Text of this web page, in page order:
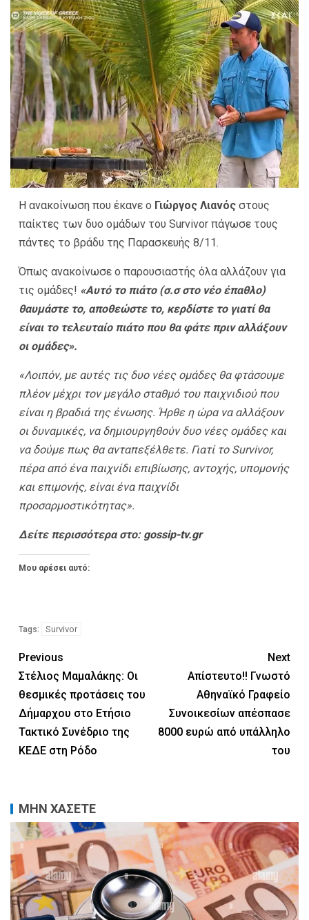
Η ανακοίνωση που έκανε ο Γιώργος Λιανός στους
παίκτες των δυο ομάδων του Survivor πάγωσε τους
πάντες το βράδυ της Παρασκευής 8/11.
Όπως ανακοίνωσε ο παρουσιαστής όλα αλλάζουν για
τις ομάδες! «Αυτό το πιάτο (σ.σ στο νέο έπαθλο)
θαυμάστε το, αποθεώστε το, κερδίστε το γιατί θα
είναι το τελευταίο πιάτο που θα φάτε πριν αλλάξουν
οι ομάδες».
«Λοιπόν, με αυτές τις δυο νέες ομάδες θα φτάσουμε
πλέον μέχρι τον μεγάλο σταθμό του παιχνιδιού που
είναι η βραδιά της ένωσης. Ήρθε η ώρα να αλλάξουν
οι δυναμικές, να δημιουργηθούν δυο νέες ομάδες και
να δούμε πως θα ανταπεξέλθετε. Γιατί το Survivor,
πέρα από ένα παιχνίδι επιβίωσης, αντοχής, υπομονής
και επιμονής, είναι ένα παιχνίδι
προσαρμοστικότητας».
Δείτε περισσότερα στο: gossip-tv.gr
Μου αρέσει αυτό:
Tags: Survivor
Previous
Στέλιος Μαμαλάκης: Οι
θεσμικές προτάσεις του
Δήμαρχου στο Ετήσιο
Τακτικό Συνέδριο της
ΚΕΔΕ στη Ρόδο
Next
Απίστευτο!! Γνωστό
Αθηναϊκό Γραφείο
Συνοικεσίων απέσπασε
8000 ευρώ από υπάλληλο
του
ΜΗΝ ΧΑΣΕΤΕ